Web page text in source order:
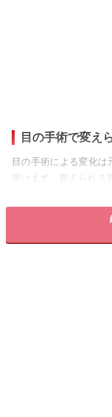
目の手術で変え
目の手術による変化は
受けます。変えられる
・目頭の形を変える、